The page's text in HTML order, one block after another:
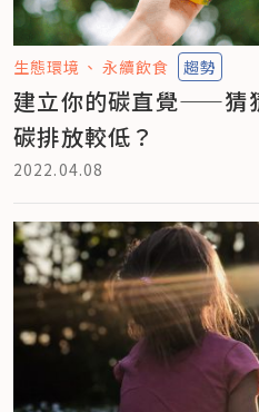
生態環境 永續飲食 趨勢
建立你的碳直覺——猜
碳排放較低？
2022.04.08